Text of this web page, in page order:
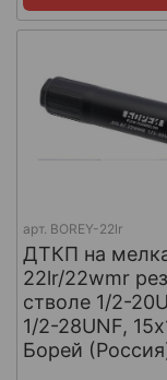
арт. BOREY-22lr
ДТКП на
22lr/22wmr
стволе 1/2-
1/2-28UNF,
Борей